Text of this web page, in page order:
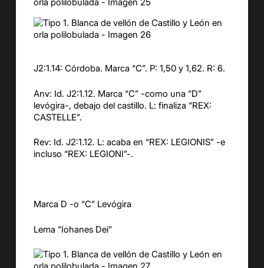
J2:1.14: Córdoba. Marca “C”. P: 1,50 y 1,62. R: 6.
Anv: Id. J2:1.12. Marca “C” -como una “D”
levógira-, debajo del castillo. L: finaliza “REX:
CASTELLE”.
Rev: Id. J2:1.12. L: acaba en “REX: LEGIONIS” -e
incluso “REX: LEGIONI”-.
Marca D -o “C” Levógira
Lema “Iohanes Dei”